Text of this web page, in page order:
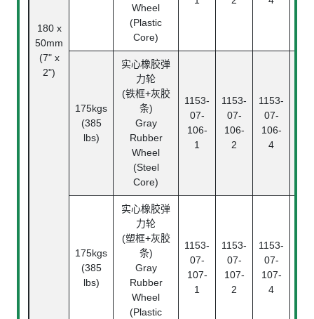
180 x
50mm
(7" x
2")
Wheel
(Plastic
Core)
175kgs
(385
lbs)
实心橡胶弹
力轮
(铁框+灰胶
条)
Gray
Rubber
Wheel
(Steel
Core)
1153-
07-
106-
1
1153-
07-
106-
2
1153-
07-
106-
4
175kgs
(385
lbs)
实心橡胶弹
力轮
(塑框+灰胶
条)
Gray
Rubber
Wheel
(Plastic
1153-
07-
107-
1
1153-
07-
107-
2
1153-
07-
107-
4